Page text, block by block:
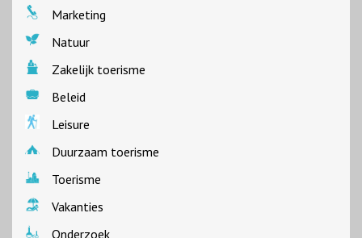
Marketing
Natuur
Zakelijk toerisme
Beleid
Leisure
Duurzaam toerisme
Toerisme
Vakanties
Onderzoek